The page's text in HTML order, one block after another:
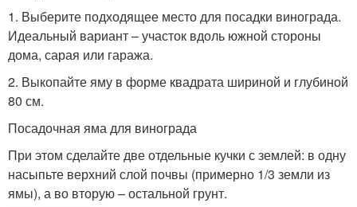
1. Выберите подходящее место для посадки винограда.
Идеальный вариант – участок вдоль южной стороны
дома, сарая или гаража.
2. Выкопайте яму в форме квадрата шириной и глубиной
80 см.
Посадочная яма для винограда
При этом сделайте две отдельные кучки с землей: в одну
насыпьте верхний слой почвы (примерно 1/3 земли из
ямы), а во вторую – остальной грунт.